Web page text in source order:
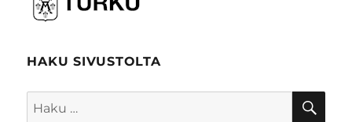
HAKU SIVUSTOLTA
Etsi: